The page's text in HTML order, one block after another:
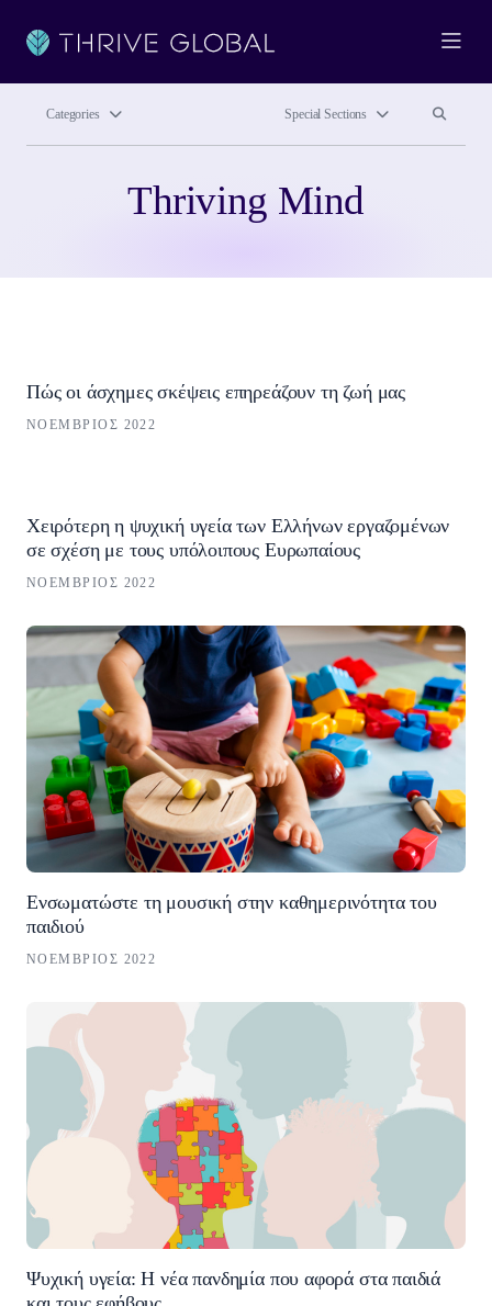
Categories Special Sections Search site
Thriving Mind
Πώς οι άσχημες σκέψεις επηρεάζουν τη ζωή μας
ΝΟΈΜΒΡΙΟΣ 2022
Χειρότερη η ψυχική υγεία των Ελλήνων εργαζομένων
σε σχέση με τους υπόλοιπους Ευρωπαίους
ΝΟΈΜΒΡΙΟΣ 2022
Ενσωματώστε τη μουσική στην καθημερινότητα του
παιδιού
ΝΟΈΜΒΡΙΟΣ 2022
Ψυχική υγεία: Η νέα πανδημία που αφορά στα παιδιά